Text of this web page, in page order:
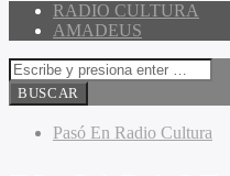
RADIO CULTURA
AMADEUS
Pasó En Radio Cultura